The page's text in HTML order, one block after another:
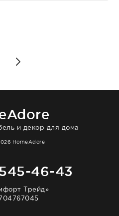
похвал. Выглядит
и декор для дома
HomeAdore
46-43
Трейд»